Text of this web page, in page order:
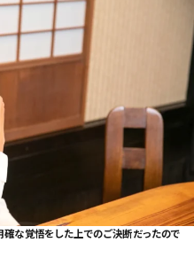
確な覚悟をした上でのご決断だったので